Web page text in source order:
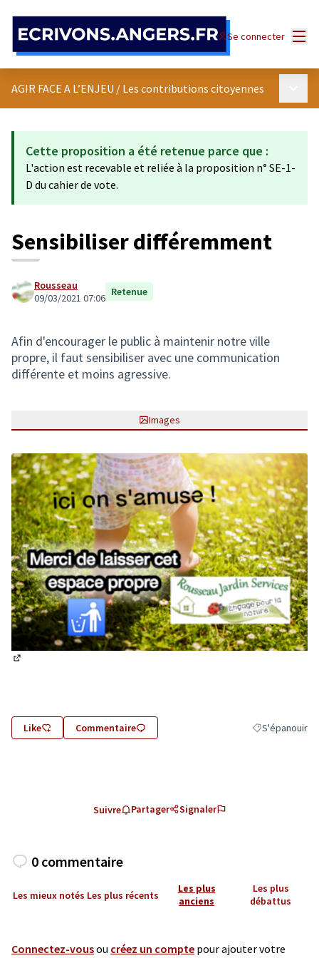
Se connecter
AGIR FACE A L’ENJEU / Les contributions citoyennes
Cette proposition a été retenue parce que :
L'action est recevable et reliée à la proposition n° SE-1-
D du cahier de vote.
Sensibiliser différemment
Rousseau
09/03/2021 07:06 Retenue
Afin d'encourager le public à maintenir notre ville
propre, il faut sensibiliser avec une communication
différente et moins agressive.
Images
Like Commentaire Filtrer les
S'épanouir
Suivre Partager Signaler
0 commentaire
Les mieux notés Les plus récents
Les plus
anciens
Les plus
débattus
Connectez-vousou créez un compte pour ajouter votre